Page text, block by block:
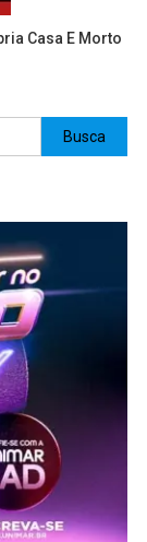
Casa E Morto
Busca